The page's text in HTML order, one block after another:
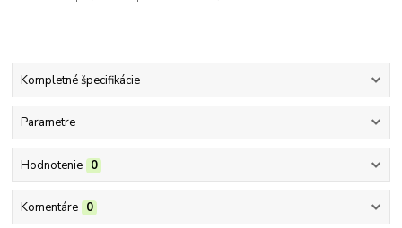
Kompletné špecifikácie
Parametre
Hodnotenie 0
Komentáre 0